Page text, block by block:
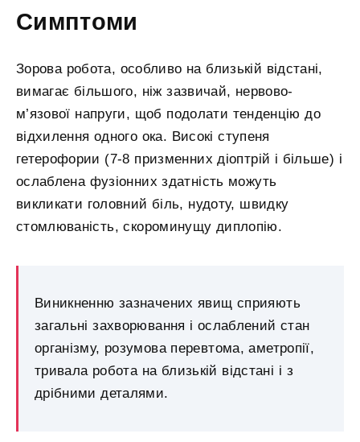
Симптоми
Зорова робота, особливо на близькій відстані,
вимагає більшого, ніж зазвичай, нервово-
м’язової напруги, щоб подолати тенденцію до
відхилення одного ока. Високі ступеня
гетерофории (7-8 призменних діоптрій і більше) і
ослаблена фузіонних здатність можуть
викликати головний біль, нудоту, швидку
стомлюваність, скороминущу диплопію.
Виникненню зазначених явищ сприяють
загальні захворювання і ослаблений стан
організму, розумова перевтома, аметропії,
тривала робота на близькій відстані і з
дрібними деталями.